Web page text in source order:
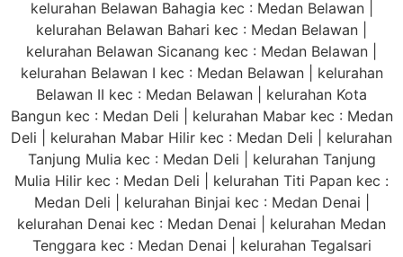
kelurahan Belawan Bahagia kec : Medan Belawan |
kelurahan Belawan Bahari kec : Medan Belawan |
kelurahan Belawan Sicanang kec : Medan Belawan |
kelurahan Belawan I kec : Medan Belawan | kelurahan
Belawan II kec : Medan Belawan | kelurahan Kota
Bangun kec : Medan Deli | kelurahan Mabar kec : Medan
Deli | kelurahan Mabar Hilir kec : Medan Deli | kelurahan
Tanjung Mulia kec : Medan Deli | kelurahan Tanjung
Mulia Hilir kec : Medan Deli | kelurahan Titi Papan kec :
Medan Deli | kelurahan Binjai kec : Medan Denai |
kelurahan Denai kec : Medan Denai | kelurahan Medan
Tenggara kec : Medan Denai | kelurahan Tegalsari